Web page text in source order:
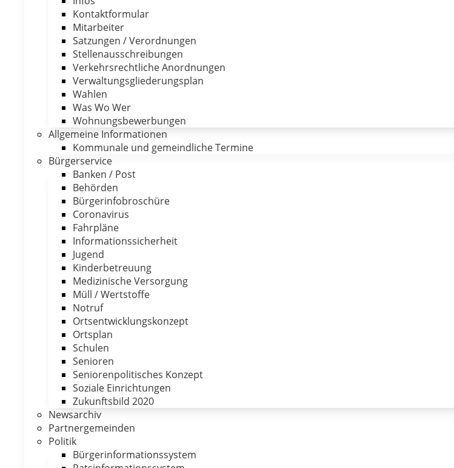
Kontaktformular
Mitarbeiter
Satzungen / Verordnungen
Stellenausschreibungen
Verkehrsrechtliche Anordnungen
Verwaltungsgliederungsplan
Wahlen
Was Wo Wer
Wohnungsbewerbungen
Allgemeine Informationen
Kommunale und gemeindliche Termine
Bürgerservice
Banken / Post
Behörden
Bürgerinfobroschüre
Coronavirus
Fahrpläne
Informationssicherheit
Jugend
Kinderbetreuung
Medizinische Versorgung
Müll / Wertstoffe
Notruf
Ortsentwicklungskonzept
Ortsplan
Schulen
Senioren
Seniorenpolitisches Konzept
Soziale Einrichtungen
Zukunftsbild 2020
Newsarchiv
Partnergemeinden
Politik
Bürgerinformationssystem